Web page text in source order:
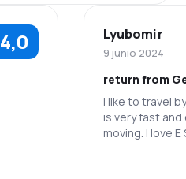
4,7
3,9
4,4
4,0 Lyubomir
9 junio 2024
return from
I like to travel
is very fast
moving. I love E SKAY , EXCELENT